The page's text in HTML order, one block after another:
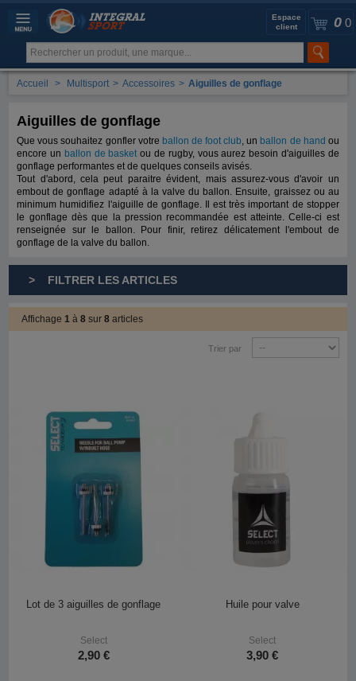
0 0
Espace
client
Accueil > Multisport > Accessoires > Aiguilles de gonflage
Aiguilles de gonflage
Que vous souhaitez gonfler votre ballon de foot club, un ballon de hand ou
encore un ballon de basketou de rugby, vous aurez besoin d'aiguilles de
gonflage performantes et de quelques conseils avisés.
Tout d'abord, cela peut paraitre évident, mais assurez-vous d'avoir un
embout de gonflage adapté à la valve du ballon. Ensuite, graissez ou au
minimum humidifiez l'aiguille de gonflage. Il est très important de stopper
le gonflage dès que la pression recommandée est atteinte. Celle-ci est
renseignée sur le ballon. Pour finir, retirez délicatement l'embout de
gonflage de la valve du ballon.
> FILTRER LES ARTICLES
Affichage1à8sur8articles
Trier par
Lot de 3 aiguilles de gonflage
Select
2,90 €
Huile pour valve
Select
3,90 €